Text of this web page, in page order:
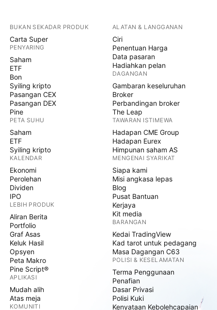
BUKAN SEKADAR PRODUK
Carta Super
PENYARING
Saham
ETF
Bon
Syiling kripto
Pasangan CEX
Pasangan DEX
Pine
PETA SUHU
Saham
ETF
Syiling kripto
KALENDAR
Ekonomi
Perolehan
Dividen
IPO
LEBIH PRODUK
Aliran Berita
Portfolio
Graf Asas
Keluk Hasil
Opsyen
Peta Makro
Pine Script®
APLIKASI
Mudah alih
Atas meja
KOMUNITI
ALATAN & LANGGANAN
Ciri
Penentuan Harga
Data pasaran
Hadiahkan pelan
DAGANGAN
Gambaran keseluruhan
Broker
Perbandingan broker
The Leap
TAWARAN ISTIMEWA
Hadapan CME Group
Hadapan Eurex
Himpunan saham AS
MENGENAI SYARIKAT
Siapa kami
Misi angkasa lepas
Blog
Pusat Bantuan
Kerjaya
Kit media
BARANGAN
Kedai TradingView
Kad tarot untuk pedagang
Masa Dagangan C63
POLISI & KESELAMATAN
Terma Penggunaan
Penafian
Dasar Privasi
Polisi Kuki
Kenyataan Kebolehcapaian